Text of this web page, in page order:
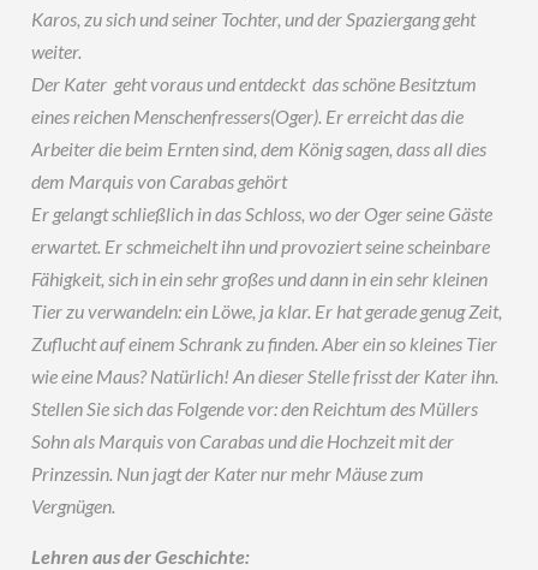
Karos, zu sich und seiner Tochter, und der Spaziergang geht
weiter.
Der Kater geht voraus und entdeckt das schöne Besitztum
eines reichen Menschenfressers(Oger). Er erreicht das die
Arbeiter die beim Ernten sind, dem König sagen, dass all dies
dem Marquis von Carabas gehört
Er gelangt schließlich in das Schloss, wo der Oger seine Gäste
erwartet. Er schmeichelt ihn und provoziert seine scheinbare
Fähigkeit, sich in ein sehr großes und dann in ein sehr kleinen
Tier zu verwandeln: ein Löwe, ja klar. Er hat gerade genug Zeit,
Zuflucht auf einem Schrank zu finden. Aber ein so kleines Tier
wie eine Maus? Natürlich! An dieser Stelle frisst der Kater ihn.
Stellen Sie sich das Folgende vor: den Reichtum des Müllers
Sohn als Marquis von Carabas und die Hochzeit mit der
Prinzessin. Nun jagt der Kater nur mehr Mäuse zum
Vergnügen.
Lehren aus der Geschichte: